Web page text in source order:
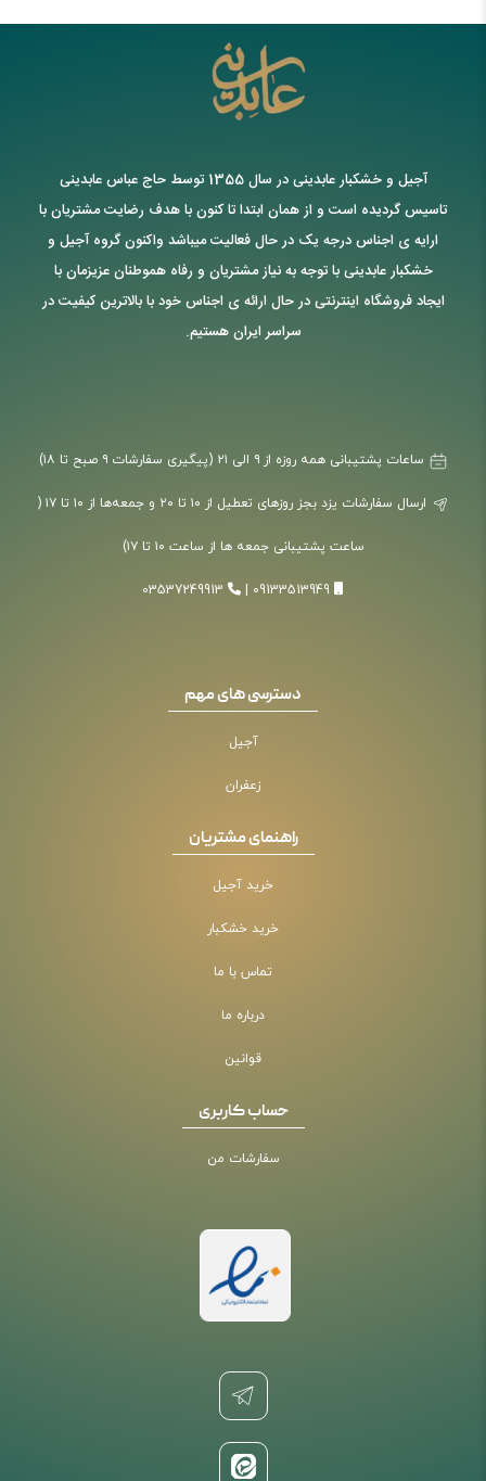
آجیل و خشکبار عابدینی در سال 1355 توسط حاج عباس عابدینی
تاسیس گردیده است و از همان ابتدا تا کنون با هدف رضایت مشتریان با
ارایه ی اجناس درجه یک در حال فعالیت میباشد واکنون گروه آجیل و
خشکبار عابدینی با توجه به نیاز مشتریان و رفاه هموطنان عزیزمان با
ایجاد فروشگاه اینترنتی در حال ارائه ی اجناس خود با بالاترین کیفیت در
سراسر ایران هستیم.
ارسال سفارشات یزد بجز روزهای تعطیل از ۱۰ تا ۲۰ و جمعه‌ها از ۱۰ تا ۱۷ (
ساعت پشتیبانی جمعه ها از ساعت ۱۰ تا ۱۷)
09133513949
03537249913
دسترسی های مهم
آجیل
زعفران
راهنمای مشتریان
خرید آجیل
خرید خشکبار
تماس با ما
درباره ما
قوانین
حساب کاربری
سفارشات من